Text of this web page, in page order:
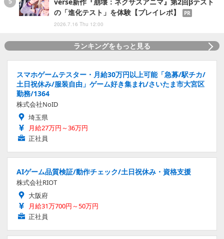
の「進化テスト」を体験【プレイレポ】
PR
2026.7.16 Thu 12:00
ランキングをもっと見る
スマホゲームテスター・月給30万円以上可能「急募/駅チカ/
土日祝休み/服装自由」ゲーム好き集まれ/さいたま市大宮区
勤務/1364
株式会社NoID
埼玉県
月給27万円～36万円
正社員
AIゲーム品質検証/動作チェック/土日祝休み・資格支援
株式会社RIOT
大阪府
月給31万700円～50万円
正社員